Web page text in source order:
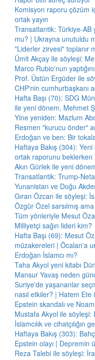
Komisyon raporu çözüm
ortak yayın
Transatlantik: Türkiye-AB
mu? | Ukrayna unutuldu
"Liderler zirvesi" toplanır
Ümit Akçay ile söyleşi:
Marco Rubio'nun
Prof. Üstün Ergüder ile
CHP'nin cumhurbaşkanı
Hafta Başı (70): SDG
ile yeni dönem, Mehmet
Yine yeniden: Mazlum
Resmen "kurucu önder"
Erdoğan ve ben: Bir
Haftaya Bakış (304):
ortak raporunu beklerken
Akın Gürlek ile yeni
Transatlantik: Trump-
Yunanistan ve Doğu
Gıran Özcan ile söyleşi:
Özgür Özel sarsılmış ama
Tüm yönleriyle Mesut
Milliyetçi sağın lideri kim?
Hafta Başı (69): Mesut
müzakereleri | Öcalan'a
Erdoğan İslamcı mı?
Taha Akyol yeni kitabı
Mansur Yavaş neden
Suriye'de yaşananlar
nasıl etkiler? | Hatem Ete
Epstein skandalı ve Noam
Mustafa Akyol ile
İslamcılık ve cihatçılığın
Haftaya Bakış (303):
Epstein olayı | Depremin
Reza Talebi ile söyleşi: